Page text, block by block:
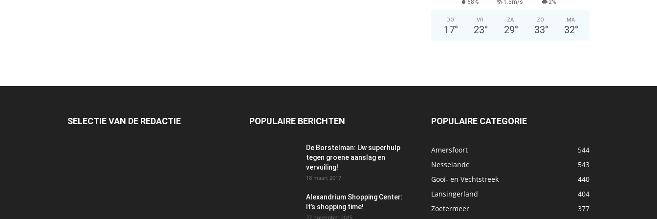
68% 1.5m/s 2%
DO
17°
VR
23°
ZA
29°
ZO
33°
MA
32°
SELECTIE VAN DE REDACTIE POPULAIRE BERICHTEN
De Borstelman: Uw superhulp
tegen groene aanslag en
vervuiling!
18 maart 2017
Alexandrium Shopping Center:
It’s shopping time!
27 november 2015
POPULAIRE CATEGORIE
Amersfoort
544
Nesselande
543
Gooi- en Vechtstreek
440
Lansingerland
404
Zoetermeer
377